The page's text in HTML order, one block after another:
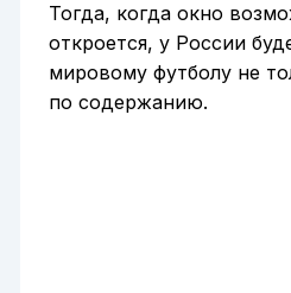
Тогда, когда окно
откроется, у России
мировому футболу не
по содержанию.